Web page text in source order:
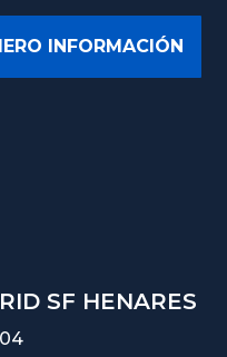
SF HENARES